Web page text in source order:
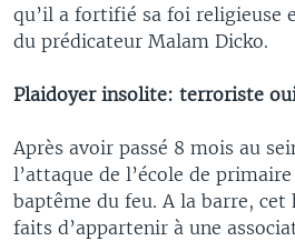
qu’il a fortifié sa foi religieuse
du prédicateur Malam Dicko.
Plaidoyer insolite: terroriste
Après avoir passé 8 mois au
l’attaque de l’école de
baptême du feu. A la barre, cet
faits d’appartenir à une